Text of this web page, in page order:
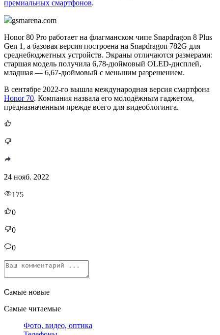
премиальных смартфонов.
gsmarena.com
Honor 80 Pro работает на флагманском чипе Snapdragon 8 Plus
Gen 1, а базовая версия построена на Snapdragon 782G для
среднебюджетных устройств. Экраны отличаются размерами:
старшая модель получила 6,78-дюймовый OLED-дисплей,
младшая — 6,67-дюймовый с меньшим разрешением.
В сентябре 2022-го вышла международная версия смартфона
Honor 70. Компания назвала его молодёжным гаджетом,
предназначенным прежде всего для видеоблогинга.
24 нояб. 2022
175
0
0
0
Самые новые
Самые читаемые
Фото, видео, оптика